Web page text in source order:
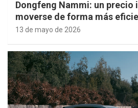
Dongfeng Nammi: un precio
moverse de forma más
13 de mayo de 2026